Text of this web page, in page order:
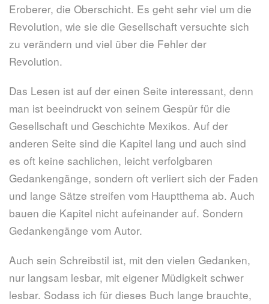
Eroberer, die Oberschicht. Es geht sehr viel um die
Revolution, wie sie die Gesellschaft versuchte sich
zu verändern und viel über die Fehler der
Revolution.
Das Lesen ist auf der einen Seite interessant, denn
man ist beeindruckt von seinem Gespür für die
Gesellschaft und Geschichte Mexikos. Auf der
anderen Seite sind die Kapitel lang und auch sind
es oft keine sachlichen, leicht verfolgbaren
Gedankengänge, sondern oft verliert sich der Faden
und lange Sätze streifen vom Hauptthema ab. Auch
bauen die Kapitel nicht aufeinander auf. Sondern
Gedankengänge vom Autor.
Auch sein Schreibstil ist, mit den vielen Gedanken,
nur langsam lesbar, mit eigener Müdigkeit schwer
lesbar. Sodass ich für dieses Buch lange brauchte,